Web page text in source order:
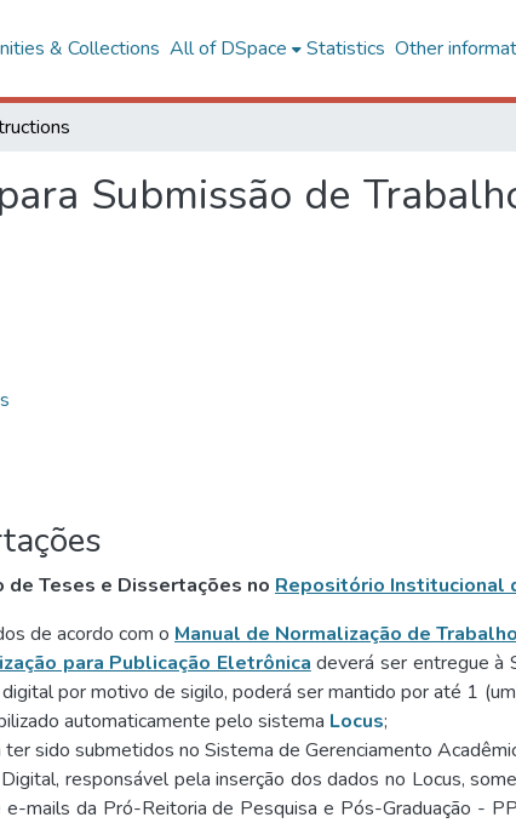
& Collections All of DSpace Statistics Other
Submissão de
de Teses e Dissertações no Repositório Institucional
de acordo com o Manual de Normalização de
para Publicação Eletrônica deverá ser entregue à
por motivo de sigilo, poderá ser mantido por até 1
automaticamente pelo sistema Locus;
sido submetidos no Sistema de Gerenciamento
responsável pela inserção dos dados no Locus,
mails da Pró-Reitoria de Pesquisa e Pós-Graduação -